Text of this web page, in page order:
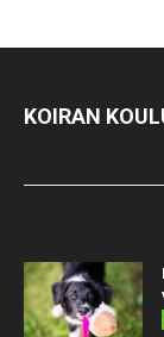
KOIRAN